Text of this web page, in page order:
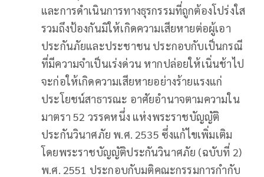
และการดำเนินการทางธุรกรรมที่ถูกต้องโปร่งใส
รวมถึงป้องกันมิให้เกิดความเสียหายต่อผู้เอา
ประกันภัยและประชาชน ประกอบกับเป็นกรณี
ที่มีความจำเป็นเร่งด่วน หากปล่อยให้เนิ่นช้าไป
จะก่อให้เกิดความเสียหายอย่างร้ายแรงแก่
ประโยชน์สาธารณะ อาศัยอำนาจตามความใน
มาตรา 52 วรรคหนึ่ง แห่งพระราชบัญญัติ
ประกันวินาศภัย พ.ศ. 2535 ซึ่งแก้ไขเพิ่มเติม
โดยพระราชบัญญัติประกันวินาศภัย (ฉบับที่ 2)
พ.ศ. 2551 ประกอบกับมติคณะกรรมการกำกับ